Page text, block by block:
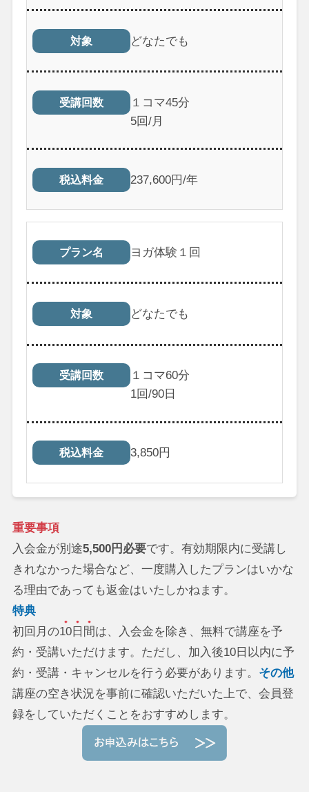
対象 どなたでも
受講回数
１コマ45分
5回/月
税込料金 237,600円/年
プラン名 ヨガ体験１回
対象 どなたでも
受講回数
１コマ60分
1回/90日
税込料金 3,850円
重要事項
入会金が別途5,500円必要です。有効期限内に受講し
きれなかった場合など、一度購入したプランはいかな
る理由であっても返金はいたしかねます。
特典
初回月の10日間は、入会金を除き、無料で講座を予
約・受講いただけます。ただし、加入後10日以内に予
約・受講・キャンセルを行う必要があります。 その他
講座の空き状況を事前に確認いただいた上で、会員登
録をしていただくことをおすすめします。